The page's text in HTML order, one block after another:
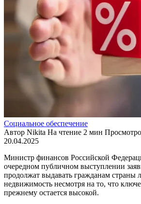
Социальное обеспечение
Автор Nikita На чтение 2 мин
20.04.2025
Министр финансов Российской
очередном публичном выступлении
продолжат выдавать гражданам страны
недвижимость несмотря на то, что
прежнему остается высокой.